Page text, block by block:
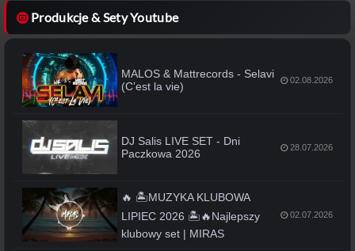
Produkcje & Sety Youtube
MALOS & Mattrecords - Selavi
(C’est la vie)
02.08.2026
DJ Salis LIVE SET - Dni
Paczkowa 2026
28.07.2026
🔥 🏝️MUZYKA KLUBOWA
LIPIEC 2026 🏝️🔥Najlepszy
klubowy set | MIRAS
02.07.2026